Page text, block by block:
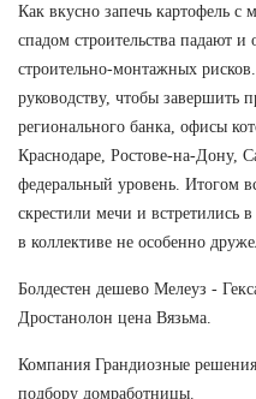
Как вкусно запечь картофель с
спадом строительства падают
строительно-монтажных
руководству, чтобы завершить
регионального банка, офисы
Краснодаре, Ростове-на-Дону,
федеральный уровень. Итогом
скрестили мечи и
в коллективе не особенно
Болдестен дешево Мелеуз -
Дростанолон цена Вязьма.
Компания Грандиозные
подбору домработницы.